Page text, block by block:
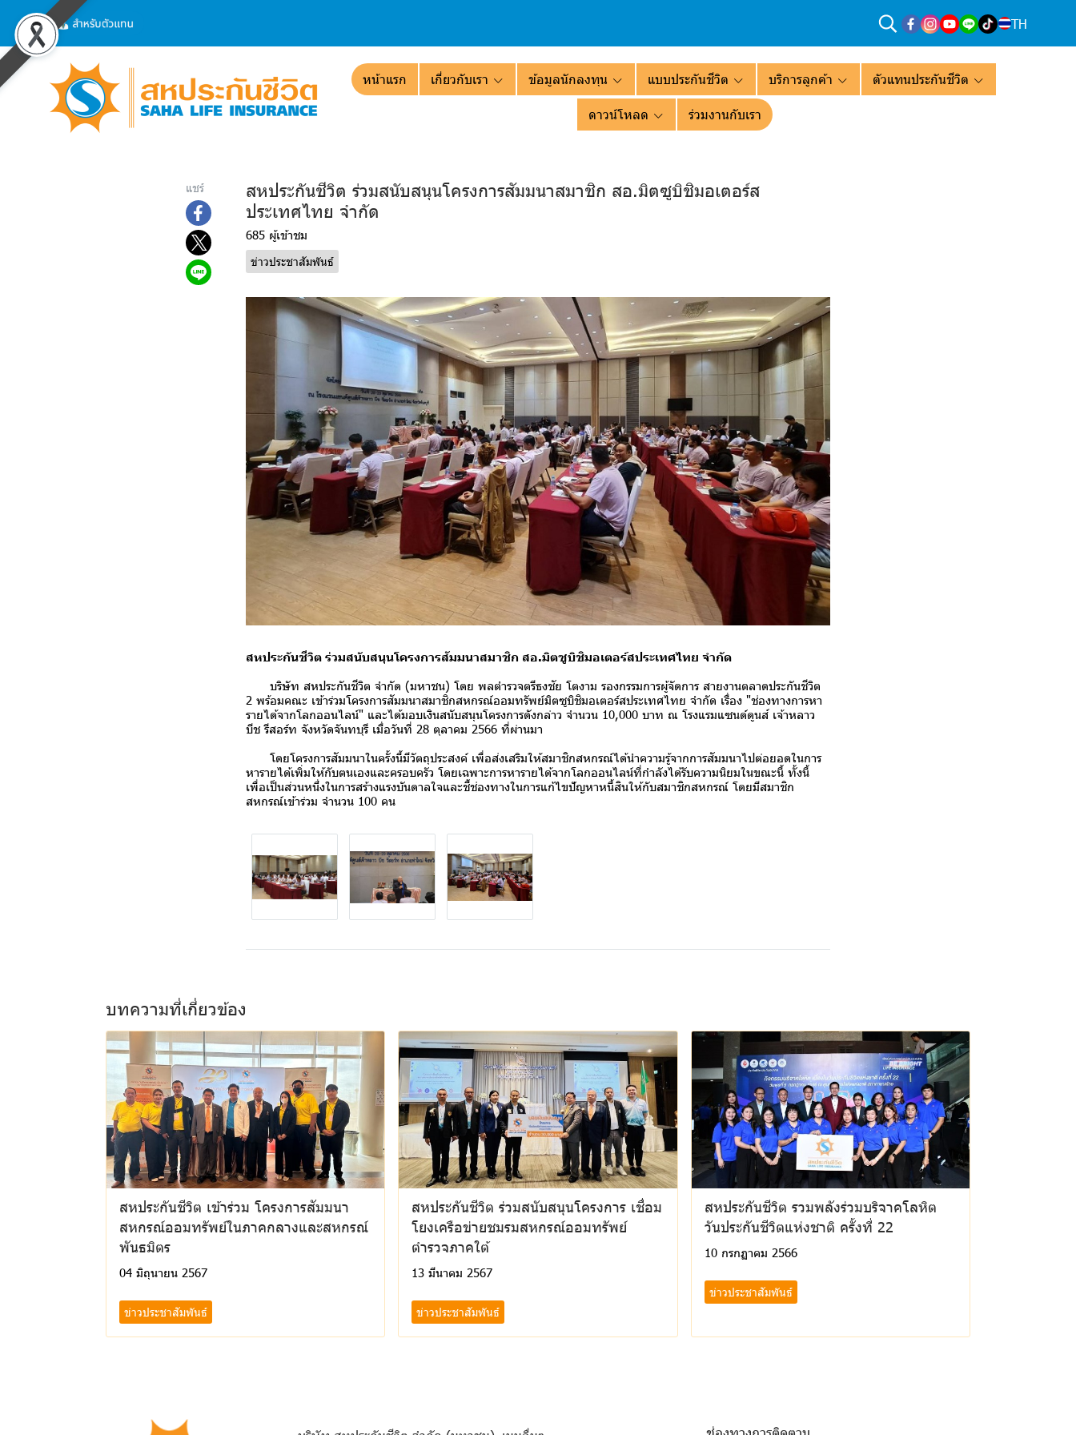
TH
หน้าแรก เกี่ยวกับเรา ข้อมูลนักลงทุน แบบประกันชีวิต บริการลูกค้า ตัวแทนประกันชีวิต
ดาวน์โหลด ร่วมงานกับเรา
แชร์
สหประกันชีวิต ร่วมสนับสนุนโครงการสัมมนาสมาชิก สอ.มิตซูบิชิมอเตอร์ส
ประเทศไทย จำกัด
685 ผู้เข้าชม
ข่าวประชาสัมพันธ์
สหประกันชีวิต ร่วมสนับสนุนโครงการสัมมนาสมาชิก สอ.มิตซูบิชิมอเตอร์สประเทศไทย จำกัด
บริษัท สหประกันชีวิต จำกัด (มหาชน) โดย พลตำรวจตรีธงชัย โตงาม รองกรรมการผู้จัดการ สายงานตลาดประกันชีวิต
2 พร้อมคณะ เข้าร่วมโครงการสัมมนาสมาชิกสหกรณ์ออมทรัพย์มิตซูบิชิมอเตอร์สประเทศไทย จำกัด เรื่อง "ช่องทางการหา
รายได้จากโลกออนไลน์" และได้มอบเงินสนับสนุนโครงการดังกล่าว จำนวน 10,000 บาท ณ โรงแรมแซนด์ดูนส์ เจ้าหลาว
บีช รีสอร์ท จังหวัดจันทบุรี เมื่อวันที่ 28 ตุลาคม 2566 ที่ผ่านมา
โดยโครงการสัมมนาในครั้งนี้มีวัตถุประสงค์ เพื่อส่งเสริมให้สมาชิกสหกรณ์ได้นำความรู้จากการสัมมนาไปต่อยอดในการ
หารายได้เพิ่มให้กับตนเองและครอบครัว โดยเฉพาะการหารายได้จากโลกออนไลน์ที่กำลังได้รับความนิยมในขณะนี้ ทั้งนี้
เพื่อเป็นส่วนหนึ่งในการสร้างแรงบันดาลใจและชี้ช่องทางในการแก้ไขปัญหาหนี้สินให้กับสมาชิกสหกรณ์ โดยมีสมาชิก
สหกรณ์เข้าร่วม จำนวน 100 คน
บทความที่เกี่ยวข้อง
สหประกันชีวิต เข้าร่วม โครงการสัมมนา
สหกรณ์ออมทรัพย์ในภาคกลางและสหกรณ์
พันธมิตร
04 มิถุนายน 2567
ข่าวประชาสัมพันธ์
สหประกันชีวิต ร่วมสนับสนุนโครงการ เชื่อม
โยงเครือข่ายชมรมสหกรณ์ออมทรัพย์
ตำรวจภาคใต้
13 มีนาคม 2567
ข่าวประชาสัมพันธ์
สหประกันชีวิต รวมพลังร่วมบริจาคโลหิต
วันประกันชีวิตแห่งชาติ ครั้งที่ 22
10 กรกฏาคม 2566
ข่าวประชาสัมพันธ์